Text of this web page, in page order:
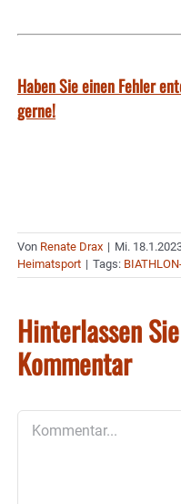
Haben Sie einen Fehler
gerne!
Von Renate Drax | Mi.
Heimatsport | Tags:
Hinterlassen
Kommentar